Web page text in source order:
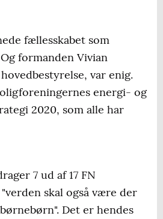
fællesskabet som
formanden Vivian
var enig.
energi- og
2020, som alle har
7 ud af 17 FN
skal også være der
Det er hendes